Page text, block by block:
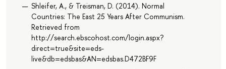
Shleifer, A., & Treisman, D. (2014). Normal
Countries: The East 25 Years After Communism.
Retrieved from
http://search.ebscohost.com/login.aspx?
direct=true&site=eds-
live&db=edsbas&AN=edsbas.D472BF9F